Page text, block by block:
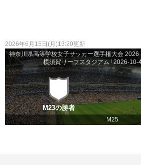
2026年6月15日(月)13:20更新
横須賀リーフスタジアム
2026-10-4
M23の勝者
M25